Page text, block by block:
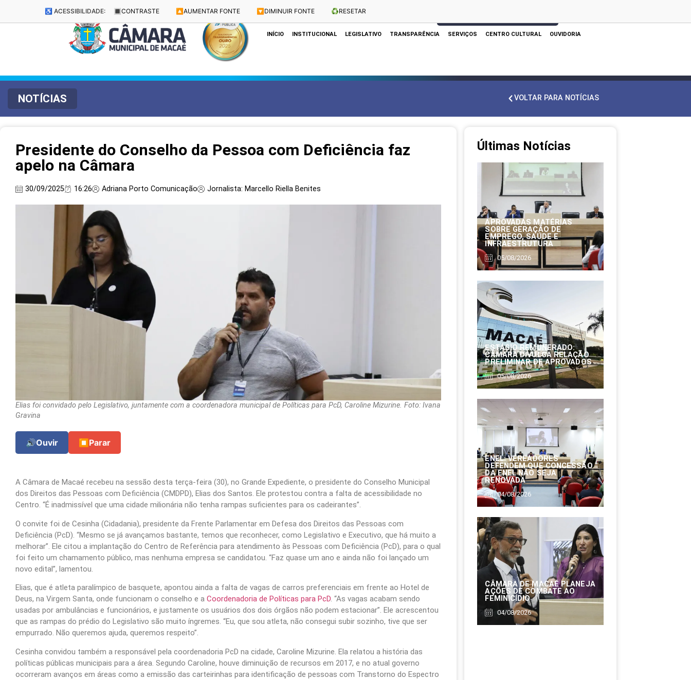
♿ ACESSIBILIDADE: 🔳 CONTRASTE 🔼 AUMENTAR FONTE 🔽 DIMINUIR FONTE ♻️RESETAR
Dias e Horários das Sessões: Terças e Quartas às 10h
INÍCIO INSTITUCIONAL LEGISLATIVO TRANSPARÊNCIA SERVIÇOS CENTRO CULTURAL OUVIDORIA
NOTÍCIAS VOLTAR PARA NOTÍCIAS
Presidente do Conselho da Pessoa com Deficiência faz
apelo na Câmara
30/09/2025 16:26 Adriana Porto Comunicação Jornalista: Marcello Riella Benites
Elias foi convidado pelo Legislativo, juntamente com a coordenadora municipal de Políticas para PcD, Caroline Mizurine. Foto: Ivana
Gravina
🔊Ouvir ⏹ Parar
A Câmara de Macaé recebeu na sessão desta terça-feira (30), no Grande Expediente, o presidente do Conselho Municipal
dos Direitos das Pessoas com Deficiência (CMDPD), Elias dos Santos. Ele protestou contra a falta de acessibilidade no
Centro. “É inadmissível que uma cidade milionária não tenha rampas suficientes para os cadeirantes”.
O convite foi de Cesinha (Cidadania), presidente da Frente Parlamentar em Defesa dos Direitos das Pessoas com
Deficiência (PcD). “Mesmo se já avançamos bastante, temos que reconhecer, como Legislativo e Executivo, que há muito a
melhorar”. Ele citou a implantação do Centro de Referência para atendimento às Pessoas com Deficiência (PcD), para o qual
foi feito um chamamento público, mas nenhuma empresa se candidatou. “Faz quase um ano e ainda não foi lançado um
novo edital”, lamentou.
Elias, que é atleta paralímpico de basquete, apontou ainda a falta de vagas de carros preferenciais em frente ao Hotel de
Deus, na Virgem Santa, onde funcionam o conselho e a Coordenadoria de Políticas para PcD. “As vagas acabam sendo
usadas por ambulâncias e funcionários, e justamente os usuários dos dois órgãos não podem estacionar”. Ele acrescentou
que as rampas do prédio do Legislativo são muito íngremes. “Eu, que sou atleta, não consegui subir sozinho, tive que ser
empurrado. Não queremos ajuda, queremos respeito”.
Cesinha convidou também a responsável pela coordenadoria PcD na cidade, Caroline Mizurine. Ela relatou a história das
políticas públicas municipais para a área. Segundo Caroline, houve diminuição de recursos em 2017, e no atual governo
ocorreram avanços em áreas como a emissão das carteirinhas para identificação de pessoas com Transtorno do Espectro
Últimas Notícias
APROVADAS MATÉRIAS
SOBRE GERAÇÃO DE
EMPREGO, SAÚDE E
INFRAESTRUTURA
05/08/2026
ESTÁGIO REMUNERADO:
CÂMARA DIVULGA RELAÇÃO
PRELIMINAR DE APROVADOS
05/08/2026
ENEL: VEREADORES
DEFENDEM QUE CONCESSÃO
DA ENEL NÃO SEJA
RENOVADA
04/08/2026
CÂMARA DE MACAÉ PLANEJA
AÇÕES DE COMBATE AO
FEMINICÍDIO
04/08/2026